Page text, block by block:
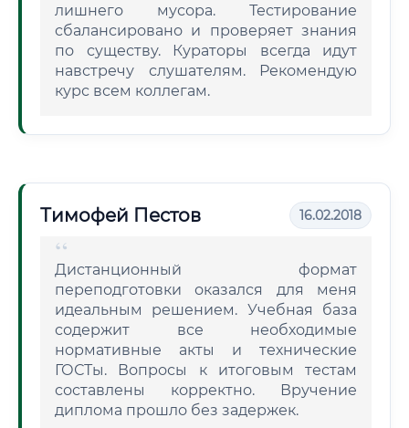
лишнего мусора. Тестирование
сбалансировано и проверяет знания
по существу. Кураторы всегда идут
навстречу слушателям. Рекомендую
курс всем коллегам.
Тимофей Пестов 16.02.2018
Дистанционный формат
переподготовки оказался для меня
идеальным решением. Учебная база
содержит все необходимые
нормативные акты и технические
ГОСТы. Вопросы к итоговым тестам
составлены корректно. Вручение
диплома прошло без задержек.